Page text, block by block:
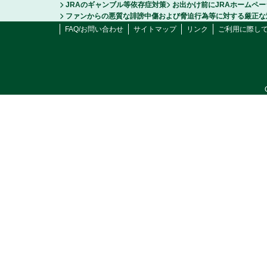
JRAのギャンブル等依存症対策
お出かけ前にJRAホームペ
ファンからの悪質な誹謗中傷および脅迫行為等に対する厳正
FAQ/お問い合わせ
サイトマップ リンク ご利用に際し